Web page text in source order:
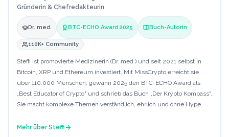
Gründerin & Chefredakteurin
Dr. med. BTC-ECHO Award 2025 Buch-Autorin
110K+ Community
Steffi ist promovierte Medizinerin (Dr. med.) und seit 2021 selbst in
Bitcoin, XRP und Ethereum investiert. Mit MissCrypto erreicht sie
über 110.000 Menschen, gewann 2025 den BTC-ECHO Award als
„Best Educator of Crypto" und schrieb das Buch „Der Krypto Kompass".
Sie macht komplexe Themen verständlich, ehrlich und ohne Hype.
Mehr überSteffi